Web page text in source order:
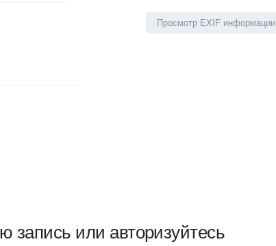
Просмотр EXIF информации
запись или авторизуйтесь